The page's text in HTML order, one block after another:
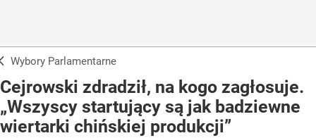
Wybory Parlamentarne
Cejrowski zdradził, na kogo zagłosuje.
„Wszyscy startujący są jak badziewne
wiertarki chińskiej produkcji”